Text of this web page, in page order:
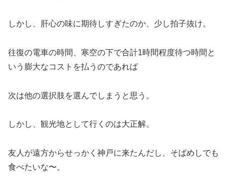
しかし、肝心の味に期待しすぎたのか、少し拍子抜け。
往復の電車の時間、寒空の下で合計1時間程度待つ時間と
いう膨大なコストを払うのであれば
次は他の選択肢を選んでしまうと思う。
しかし、観光地として行くのは大正解。
友人が遠方からせっかく神戸に来たんだし、そばめしでも
食べたいな〜。